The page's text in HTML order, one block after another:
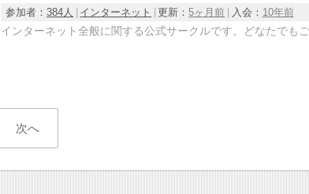
参加者：384人 インターネット 更新：5ヶ月前 入会： 10年前
インターネット全般に関する公式サークルです。どなたでも
次へ